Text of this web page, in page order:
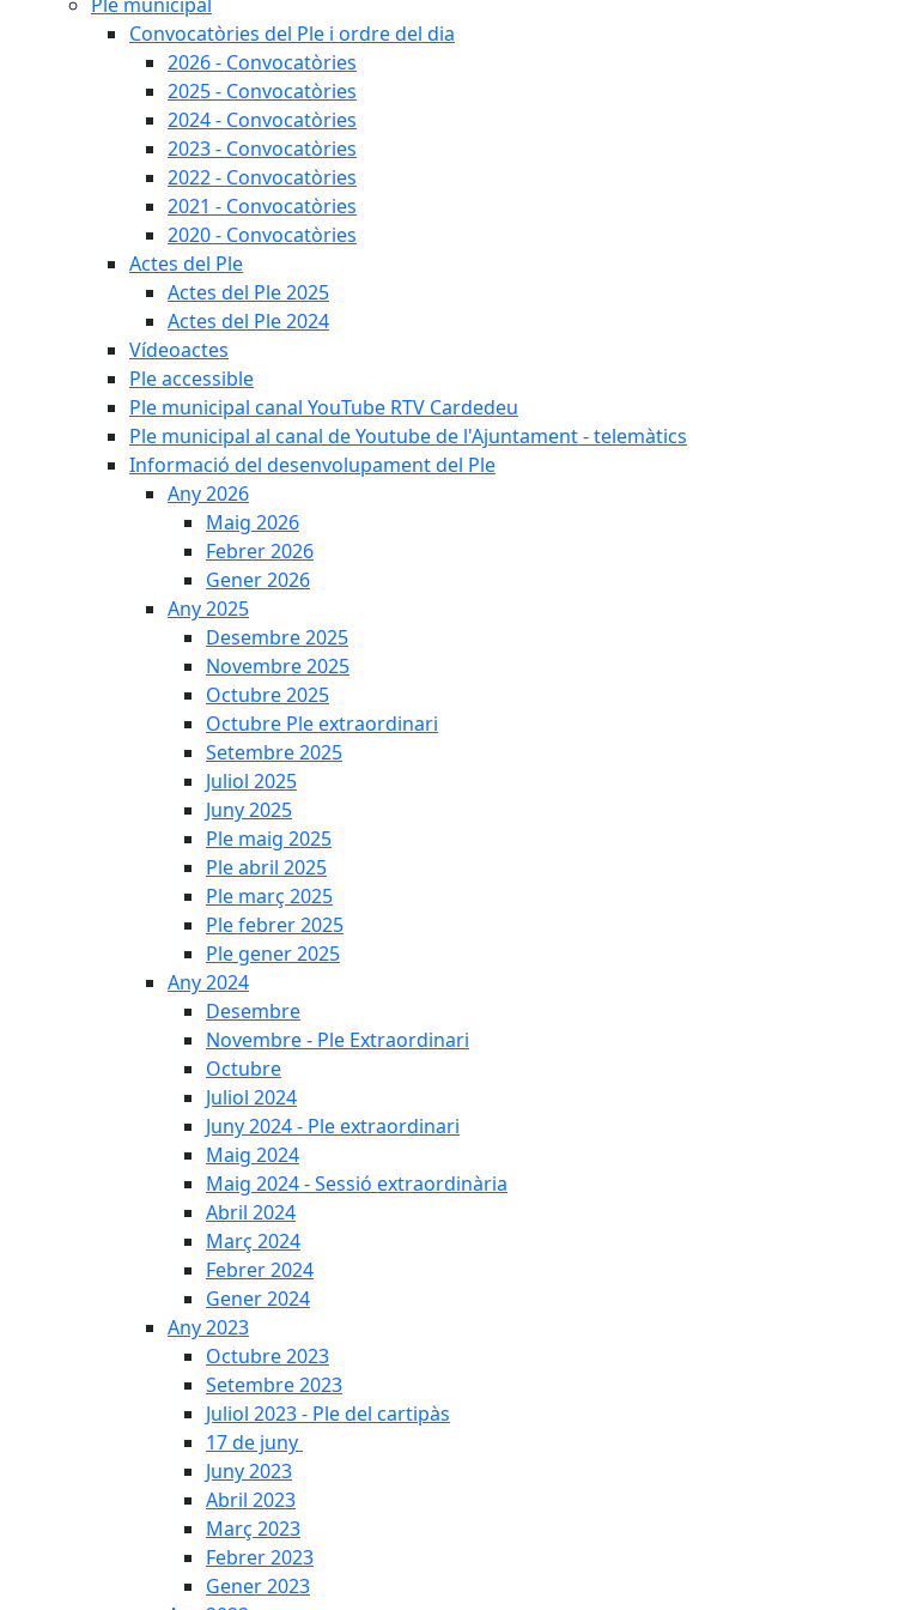
Convocatòries del Ple i ordre del dia
2026 - Convocatòries
2025 - Convocatòries
2024 - Convocatòries
2023 - Convocatòries
2022 - Convocatòries
2021 - Convocatòries
2020 - Convocatòries
Actes del Ple
Actes del Ple 2025
Actes del Ple 2024
Vídeoactes
Ple accessible
Ple municipal canal YouTube RTV Cardedeu
Ple municipal al canal de Youtube de l'Ajuntament - telemàtics
Informació del desenvolupament del Ple
Any 2026
Maig 2026
Febrer 2026
Gener 2026
Any 2025
Desembre 2025
Novembre 2025
Octubre 2025
Octubre Ple extraordinari
Setembre 2025
Juliol 2025
Juny 2025
Ple maig 2025
Ple abril 2025
Ple març 2025
Ple febrer 2025
Ple gener 2025
Any 2024
Desembre
Novembre - Ple Extraordinari
Octubre
Juliol 2024
Juny 2024 - Ple extraordinari
Maig 2024
Maig 2024 - Sessió extraordinària
Abril 2024
Març 2024
Febrer 2024
Gener 2024
Any 2023
Octubre 2023
Setembre 2023
Juliol 2023 - Ple del cartipàs
17 de juny
Juny 2023
Abril 2023
Març 2023
Febrer 2023
Gener 2023